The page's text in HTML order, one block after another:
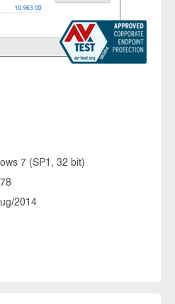
7 (SP1, 32 bit)
2014